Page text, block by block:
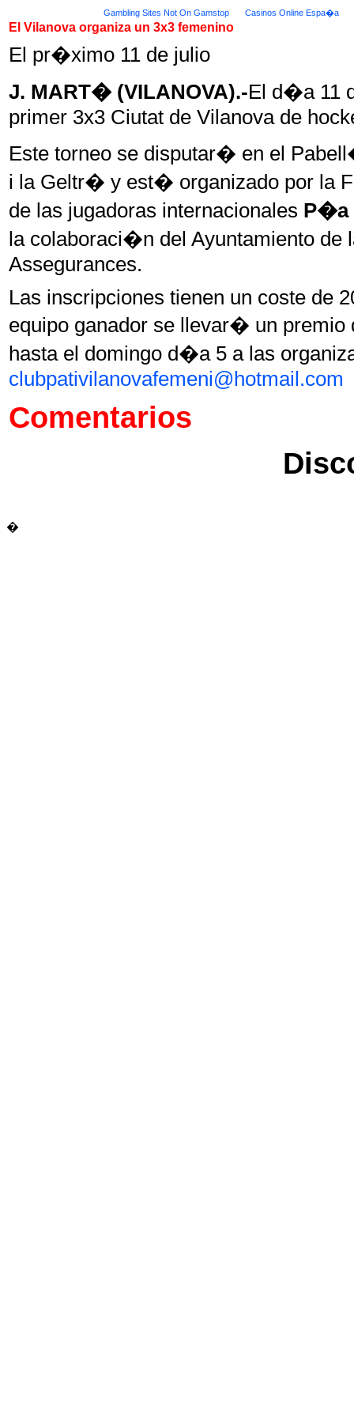
Gambling Sites Not On Gamstop Casinos Online Espa�a
El Vilanova organiza un 3x3 femenino
El pr�ximo 11 de julio
J. MART� (VILANOVA).-El d�a 11
primer 3x3 Ciutat de Vilanova de
Este torneo se disputar� en el
i la Geltr� y est� organizado por la
de las jugadoras internacionales P�a
la colaboraci�n del Ayuntamiento de
Assegurances.
Las inscripciones tienen un coste de
equipo ganador se llevar� un premio
hasta el domingo d�a 5 a las
clubpativilanovafemeni@hotmail.com
Comentarios
�